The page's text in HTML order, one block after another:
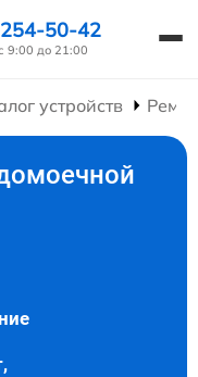
50-42
9:00 до 21:00
устройств